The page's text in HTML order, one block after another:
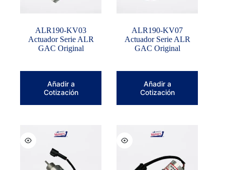
ALR190-KV03
Actuador Serie ALR
GAC Original
Añadir a
Cotización
ALR190-KV07
Actuador Serie ALR
GAC Original
Añadir a
Cotización